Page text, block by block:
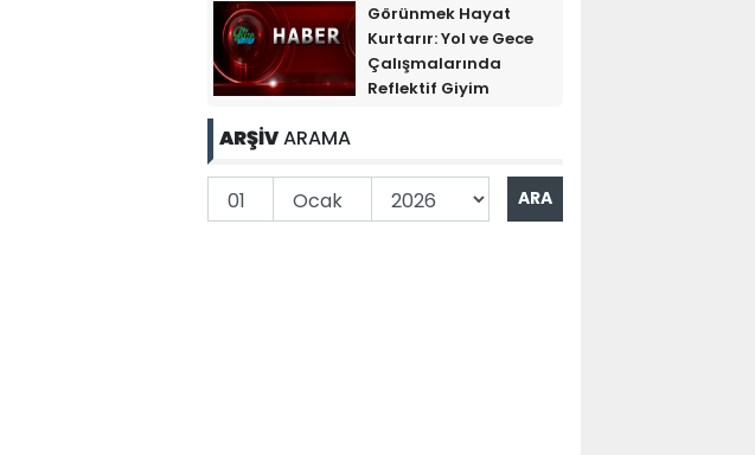
Görünmek Hayat
Kurtarır: Yol ve Gece
Çalışmalarında
Reflektif Giyim
ARŞİVARAMA